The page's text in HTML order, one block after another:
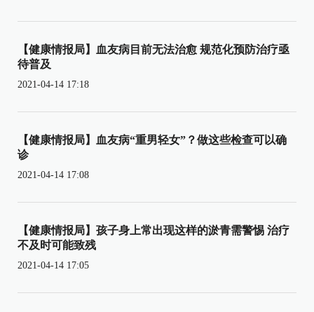
【健康情报局】血友病目前无法治愈 规范化预防治疗亟
待普及
2021-04-14 17:18
【健康情报局】血友病“重男轻女”？做这些检查可以确
诊
2021-04-14 17:08
【健康情报局】孩子身上常出现这样的淤青需警惕 治疗
不及时可能致残
2021-04-14 17:05